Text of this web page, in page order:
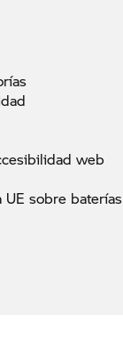
web
UE sobre baterías